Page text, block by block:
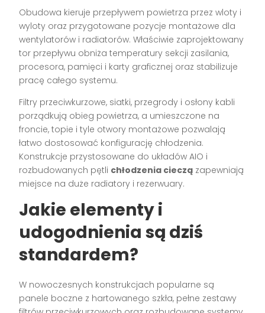
Obudowa kieruje przepływem powietrza przez wloty i
wyloty oraz przygotowane pozycje montażowe dla
wentylatorów i radiatorów. Właściwie zaprojektowany
tor przepływu obniża temperatury sekcji zasilania,
procesora, pamięci i karty graficznej oraz stabilizuje
pracę całego systemu.
Filtry przeciwkurzowe, siatki, przegrody i osłony kabli
porządkują obieg powietrza, a umieszczone na
froncie, topie i tyle otwory montażowe pozwalają
łatwo dostosować konfigurację chłodzenia.
Konstrukcje przystosowane do układów AIO i
rozbudowanych pętli chłodzenia cieczą zapewniają
miejsce na duże radiatory i rezerwuary.
Jakie elementy i
udogodnienia są dziś
standardem?
W nowoczesnych konstrukcjach popularne są
panele boczne z hartowanego szkła, pełne zestawy